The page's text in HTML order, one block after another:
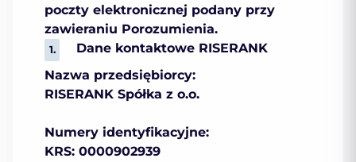
poczty elektronicznej podany przy
zawieraniu Porozumienia.
Dane kontaktowe RISERANK
Nazwa przedsiębiorcy:
RISERANK Spółka z o.o.
Numery identyfikacyjne:
KRS: 0000902939